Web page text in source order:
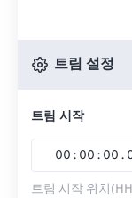
트림 설정
트림 시작
00 : 00 : 00 .
트림 시작 위치